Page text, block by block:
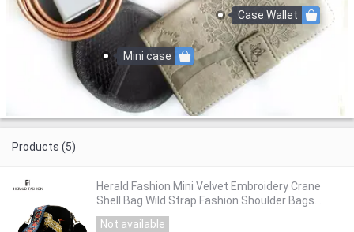
Case Wallet
Mini case
Products (5)
Herald Fashion Mini Velvet Embroidery Crane
Shell Bag Wild Strap Fashion Shoulder Bags
Designer Tassel Vintage Crossbody Bag
Not available